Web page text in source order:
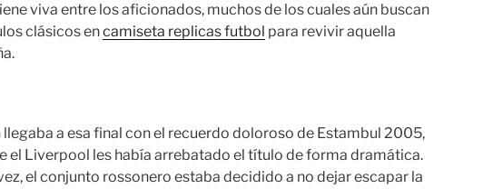
viva entre los aficionados, muchos de los cuales aún buscan
clásicos encamiseta replicas futbol para revivir aquella
llegaba a esa final con el recuerdo doloroso de Estambul 2005,
el Liverpool les había arrebatado el título de forma dramática.
el conjunto rossonero estaba decidido a no dejar escapar la